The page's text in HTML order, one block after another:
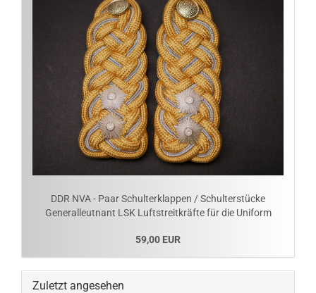
DDR NVA - Paar Schulterklappen / Schulterstücke
Generalleutnant LSK Luftstreitkräfte für die Uniform
59,00 EUR
Zuletzt angesehen